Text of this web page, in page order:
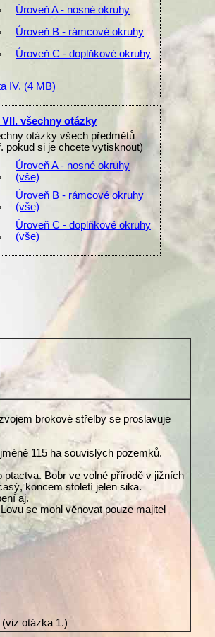
Úroveň A - nosné okruhy
Úroveň B - rámcové okruhy
Úroveň C - doplňkové okruhy
IV. (4 MB)
VII. všechny otázky
otázky všech předmětů
pokud si je chcete vytisknout)
Úroveň A - nosné okruhy
(vše)
Úroveň B - rámcové okruhy
(vše)
Úroveň C - doplňkové okruhy
(vše)
brokové střelby se proslavuje
115 ha souvislých pozemků.
Bobr ve volné přírodě v jižních
koncem století jelen sika.
aj.
se mohl věnovat pouze majitel
otázka 1.)